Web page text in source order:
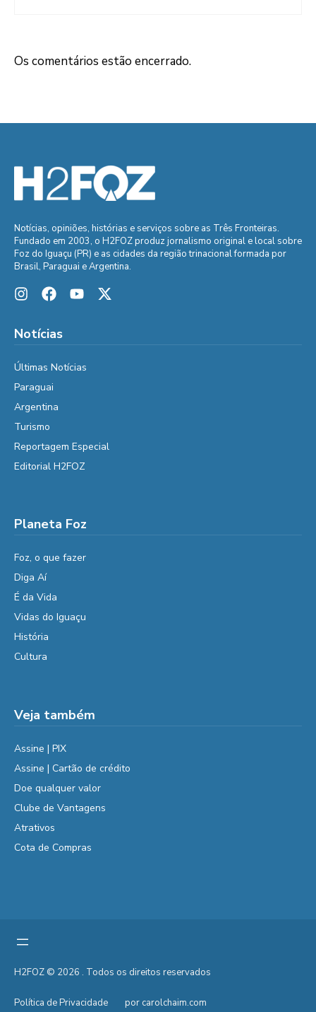
Os comentários estão encerrado.
Notícias, opiniões, histórias e serviços sobre as Três Fronteiras.
Fundado em 2003, o H2FOZ produz jornalismo original e local sobre
Foz do Iguaçu (PR) e as cidades da região trinacional formada por
Brasil, Paraguai e Argentina.
Notícias
Últimas Notícias
Paraguai
Argentina
Turismo
Reportagem Especial
Editorial H2FOZ
Planeta Foz
Foz, o que fazer
Diga Aí
É da Vida
Vidas do Iguaçu
História
Cultura
Veja também
Assine | PIX
Assine | Cartão de crédito
Doe qualquer valor
Clube de Vantagens
Atrativos
Cota de Compras
H2FOZ © 2026 . Todos os direitos reservados
Política de Privacidade por carolchaim.com